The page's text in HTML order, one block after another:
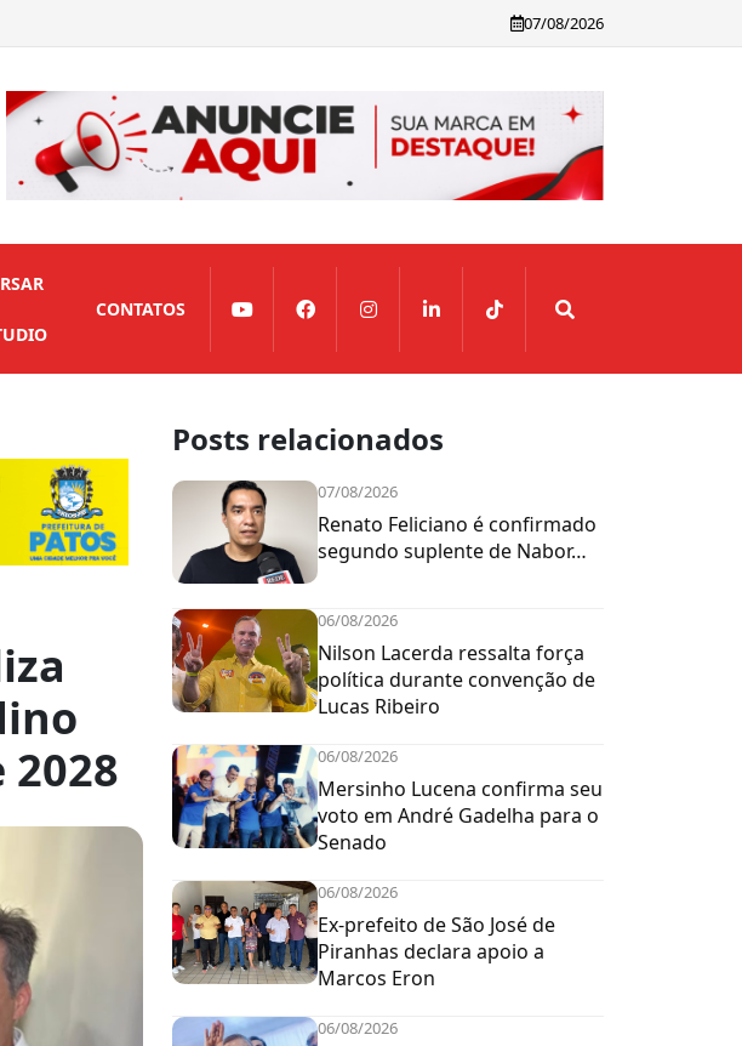
07/08/2026
CONTATOS
Posts relacionados
07/08/2026
Renato Feliciano é confirmado
segundo suplente de Nabor…
06/08/2026
Nilson Lacerda ressalta força
política durante convenção de
Lucas Ribeiro
06/08/2026
Mersinho Lucena confirma seu
voto em André Gadelha para o
Senado
06/08/2026
Ex-prefeito de São José de
Piranhas declara apoio a
Marcos Eron
06/08/2026